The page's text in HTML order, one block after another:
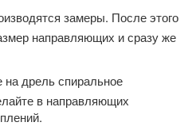
замеры. После этого
направляющих и сразу же
на дрель спиральное
в направляющих